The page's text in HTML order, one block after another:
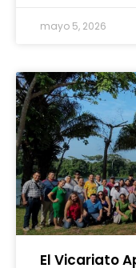
mayo 5, 2026
El Vicariato